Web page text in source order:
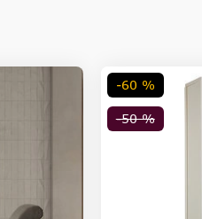
-50 %
-60 %